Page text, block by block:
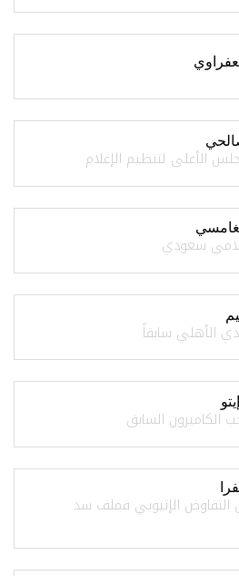
الأعلى لتنظيم الإعلام
سعودي
الأهلي سابقاً
الكاميرون السابق
الإثيوبي فملف سد